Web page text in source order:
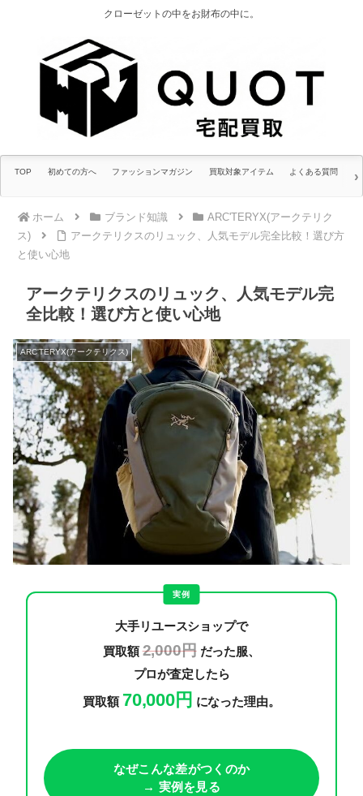
クローゼットの中をお財布の中に。
TOP 初めての方へ ファッションマガジン 買取対象アイテム よくある質問
ホーム ブランド知識
ARC'TERYX(アークテリク
ス)
アークテリクスのリュック、人気モデル完全比較！選び方
と使い心地
アークテリクスのリュック、人気モデル完
全比較！選び方と使い心地
ARC'TERYX(アークテリクス)
実例
大手リユースショップで
買取額2,000円だった服、
プロが査定したら
買取額 70,000円 になった理由。
なぜこんな差がつくのか
→ 実例を見る